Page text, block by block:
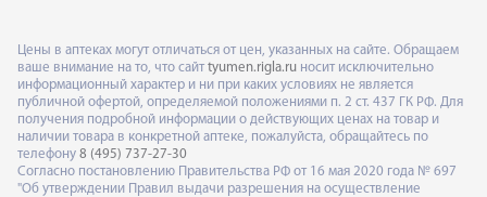
Цены в аптеках могут отличаться от цен, указанных на сайте. Обращаем
ваше внимание на то, что сайт tyumen.rigla.ru носит исключительно
информационный характер и ни при каких условиях не является
публичной офертой, определяемой положениями п. 2 ст. 437 ГК РФ. Для
получения подробной информации о действующих ценах на товар и
наличии товара в конкретной аптеке, пожалуйста, обращайтесь по
телефону 8 (495) 737-27-30
Согласно постановлению Правительства РФ от 16 мая 2020 года № 697
"Об утверждении Правил выдачи разрешения на осуществление